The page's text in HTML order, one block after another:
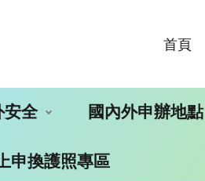
首頁
安全 國內外申辦地點
申換護照專區